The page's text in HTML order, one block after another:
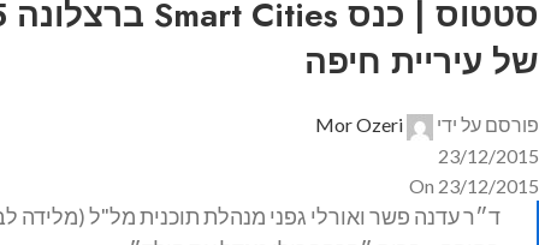
של עיריית חיפה
פורסם על ידי
Mor Ozeri
23/12/2015
On 23/12/2015